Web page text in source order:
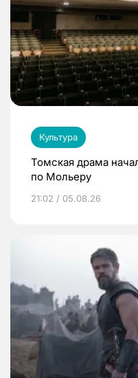
Культура
Томская драма
по Мольеру
21:02 / 05.08.26